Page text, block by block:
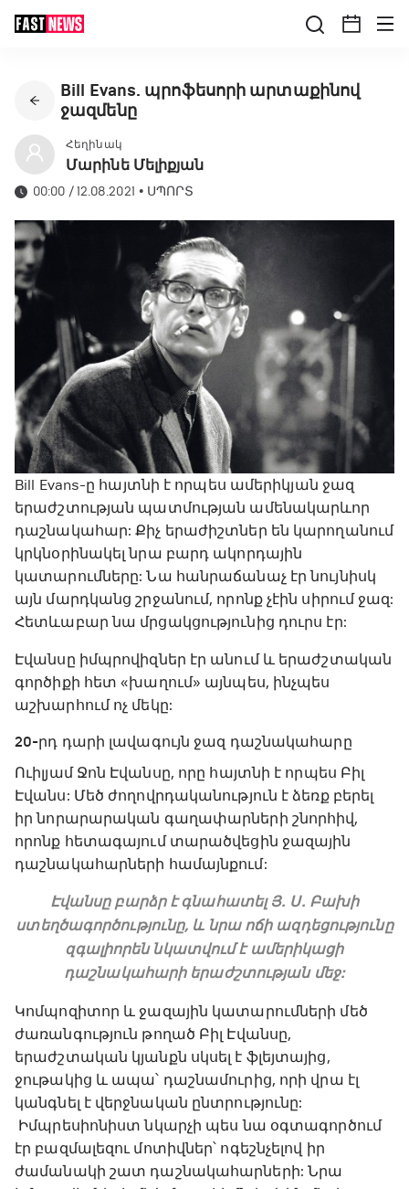
Bill Evans. պրոֆեսորի արտաքինով
ջազմենը
Հեղինակ
Մարինե Մելիքյան
00:00 / 12.08.2021 • ՍՊՈՐՏ
Bill Evans-ը հայտնի է որպես ամերիկյան ջազ
երաժշտության պատմության ամենակարևոր
դաշնակահար: Քիչ երաժիշտներ են կարողանում
կրկնօրինակել նրա բարդ ակորդային
կատարումները: Նա հանրաճանաչ էր նույնիսկ
այն մարդկանց շրջանում, որոնք չէին սիրում ջազ:
Հետևաբար նա մրցակցությունից դուրս էր:
Էվանսը իմպրովիզներ էր անում և երաժշտական
գործիքի հետ «խաղում» այնպես, ինչպես
աշխարհում ոչ մեկը:
20-րդ դարի լավագույն ջազ դաշնակահարը
Ուիլյամ Ջոն Էվանսը, որը հայտնի է որպես Բիլ
Էվանս: Մեծ ժողովրդականություն է ձեռք բերել
իր նորարարական գաղափարների շնորհիվ,
որոնք հետագայում տարածվեցին ջազային
դաշնակահարների համայնքում:
Էվանսը բարձր է գնահատել Յ. Ս. Բախի
ստեղծագործությունը, և նրա ոճի ազդեցությունը
զգալիորեն նկատվում է ամերիկացի
դաշնակահարի երաժշտության մեջ:
Կոմպոզիտոր և ջազային կատարումների մեծ
ժառանգություն թողած Բիլ Էվանսը,
երաժշտական կյանքն սկսել է ֆլեյտայից,
ջութակից և ապա՝ դաշնամուրից, որի վրա էլ
կանգնել է վերջնական ընտրությունը:
Իմպրեսիոնիստ նկարչի պես նա օգտագործում
էր բազմալեզու մոտիվներ՝ ոգեշնչելով իր
ժամանակի շատ դաշնակահարների: Նրա